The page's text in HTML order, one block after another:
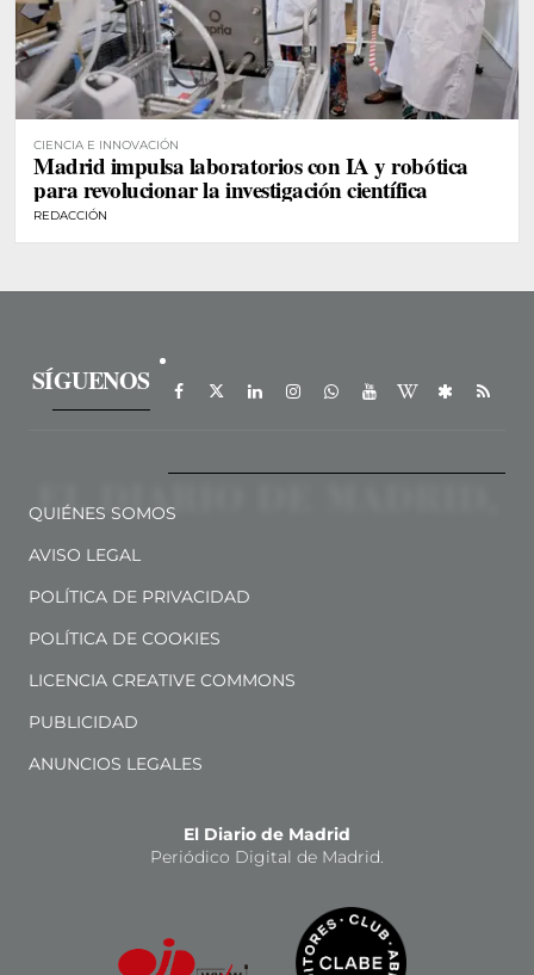
CIENCIA E INNOVACIÓN
Madrid impulsa laboratorios con IA y robótica
para revolucionar la investigación científica
REDACCIÓN
SÍGUENOS
QUIÉNES SOMOS
AVISO LEGAL
POLÍTICA DE PRIVACIDAD
POLÍTICA DE COOKIES
LICENCIA CREATIVE COMMONS
PUBLICIDAD
ANUNCIOS LEGALES
El Diario de Madrid
Periódico Digital de Madrid.